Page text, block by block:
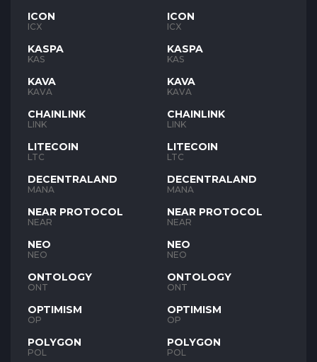
ICON
ICX
KASPA
KAS
KAVA
KAVA
CHAINLINK
LINK
LITECOIN
LTC
DECENTRALAND
MANA
NEAR PROTOCOL
NEAR
NEO
NEO
ONTOLOGY
ONT
OPTIMISM
OP
POLYGON
POL
ICON
ICX
KASPA
KAS
KAVA
KAVA
CHAINLINK
LINK
LITECOIN
LTC
DECENTRALAND
MANA
NEAR PROTOCOL
NEAR
NEO
NEO
ONTOLOGY
ONT
OPTIMISM
OP
POLYGON
POL